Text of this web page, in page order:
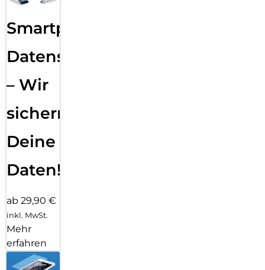
Smartphone
Datensicherung
– Wir
sichern
Deine
Daten!
ab 29,90 €
inkl. MwSt.
Mehr
erfahren